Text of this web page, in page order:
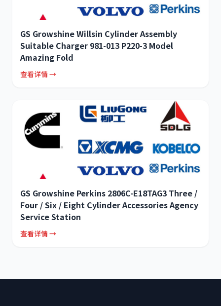
GS Growshine Willsin Cylinder Assembly
Suitable Charger 981-013 P220-3 Model
Amazing Fold
查看详情 →
GS Growshine Perkins 2806C-E18TAG3 Three /
Four / Six / Eight Cylinder Accessories Agency
Service Station
查看详情 →